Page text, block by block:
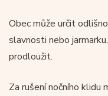
Obec může určit
slavnosti nebo
prodloužit.
Za rušení nočního klidu